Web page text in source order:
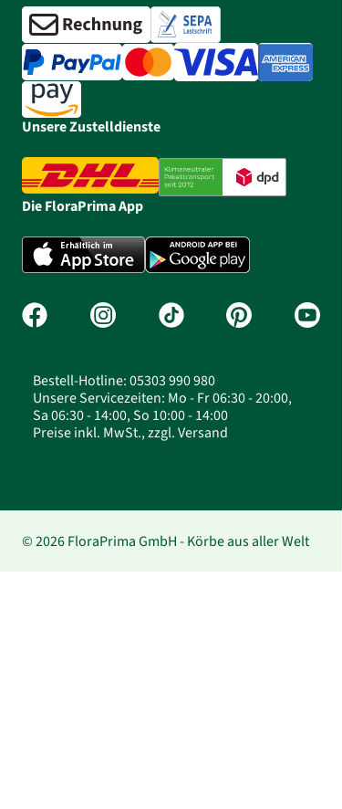
Unsere Zustelldienste
Die FloraPrima App
Bestell-Hotline: 05303 990 980
Unsere Servicezeiten: Mo - Fr 06:30 - 20:00,
Sa 06:30 - 14:00, So 10:00 - 14:00
Preise inkl. MwSt., zzgl. Versand
© 2026 FloraPrima GmbH - Körbe aus aller Welt